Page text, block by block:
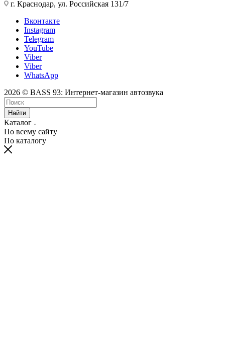
г. Краснодар, ул. Российская 131/7
Вконтакте
Instagram
Telegram
YouTube
Viber
Viber
WhatsApp
2026 © BASS 93: Интернет-магазин автозвука
Найти
Каталог
По всему сайту
По каталогу